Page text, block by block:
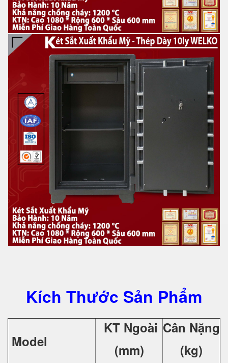
Kích Thước Sản Phẩm
Model
KT Ngoài
(mm)
Cân Nặng
(kg)